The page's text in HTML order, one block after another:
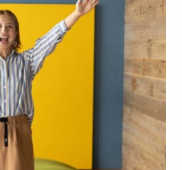
プライバシーポリシー